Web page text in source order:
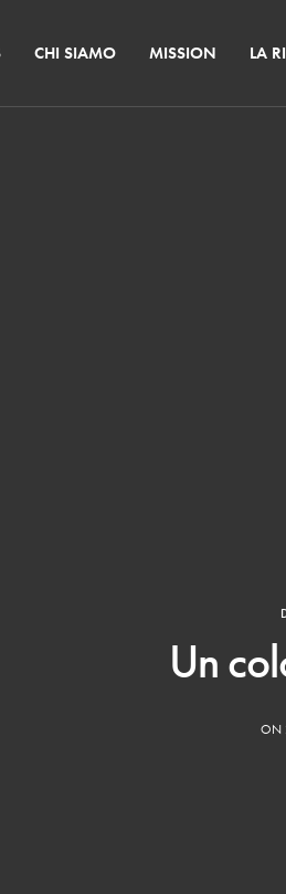
CHI SIAMO MISSION LA
Un
ON